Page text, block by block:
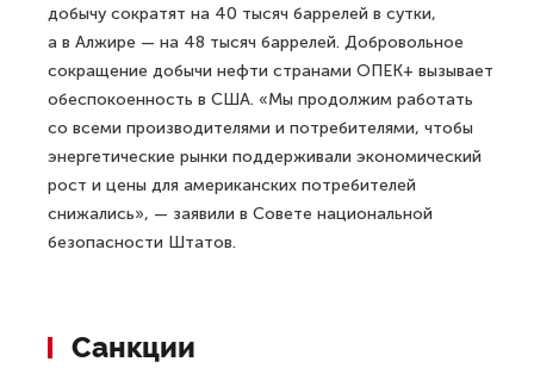
добычу сократят на 40 тысяч баррелей в сутки,
а в Алжире — на 48 тысяч баррелей. Добровольное
сокращение добычи нефти странами ОПЕК+ вызывает
обеспокоенность в США. «Мы продолжим работать
со всеми производителями и потребителями, чтобы
энергетические рынки поддерживали экономический
рост и цены для американских потребителей
снижались», — заявили в Совете национальной
безопасности Штатов.
Санкции